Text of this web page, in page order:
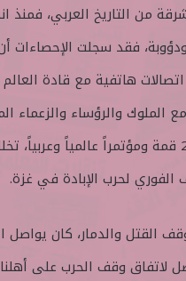
من التاريخ العربي، فمنذ
فقد سجلت الإحصاءات
قام بـ 250 خطوة بشكل شخصي، وأجرى أكثر من 104 اتصالات هاتفية مع
وعقد سموه أكثر من 126 اجتماعاً مع الملوك والرؤساء
بملف القضية الفلسطينية، كما شارك سموه بحوالي 20 قمة ومؤتمراً عالمياً
الفوري لحرب الإبادة في غزة.
القتل والدمار، كان يواصل
لاتفاق وقف الحرب على